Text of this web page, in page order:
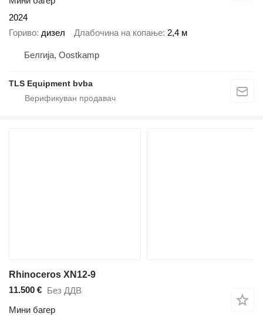
2024
Гориво дизел Длабочина на копање 2,4 м
Белгија, Oostkamp
TLS Equipment bvba
Rhinoceros XN12-9
11.500 € Без ДДВ
Мини багер